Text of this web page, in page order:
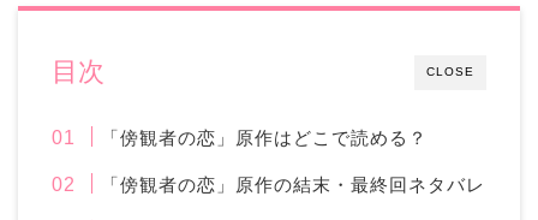
CLOSE
目次
「傍観者の恋」原作はどこで読める？
「傍観者の恋」原作の結末・最終回ネタバレ